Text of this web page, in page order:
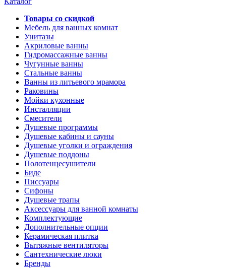
Товары со скидкой
Мебель для ванных комнат
Унитазы
Акриловые ванны
Гидромассажные ванны
Чугунные ванны
Стальные ванны
Ванны из литьевого мрамора
Раковины
Мойки кухонные
Инсталляции
Смесители
Душевые программы
Душевые кабины и сауны
Душевые уголки и ограждения
Душевые поддоны
Полотенцесушители
Биде
Писсуары
Сифоны
Душевые трапы
Аксессуары для ванной комнаты
Комплектующие
Дополнительные опции
Керамическая плитка
Вытяжные вентиляторы
Сантехнические люки
Бренды